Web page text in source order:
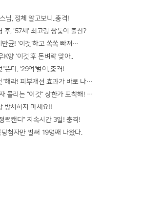
님, 정체 알고보니..충격!
후, '57세' 최고령 쌍둥이 출산?
만균! '이것'하고 쏙쏙 빠져…
K양 '이것'후 돈벼락 맞아..
뜬다, '29억'벌어..충격!
집에서 5분만 "이것"해라! 피부개선 효과가 바로 나타난다!!
코인 폭락에.. 투자자 몰리는 "이것" 상한가 포착해! 미리 투자..
방치하지 마세요!!
력캔디" 지속시간 3일! 충격!
첨자만 벌써 19명째 나왔다.